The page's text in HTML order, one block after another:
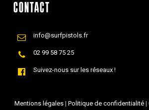
CONTACT
info@surfpistols.fr
02 99 58 75 25
Suivez-nous sur les réseaux !
Mentions légales|Politique de confidentialité|